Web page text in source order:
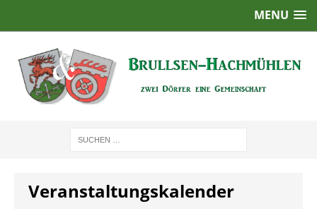
MENU
Veranstaltungskalender
2:00
5:00